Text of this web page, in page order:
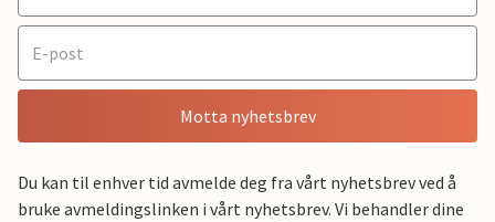
Motta nyhetsbrev
Du kan til enhver tid avmelde deg fra vårt nyhetsbrev ved å
bruke avmeldingslinken i vårt nyhetsbrev. Vi behandler dine